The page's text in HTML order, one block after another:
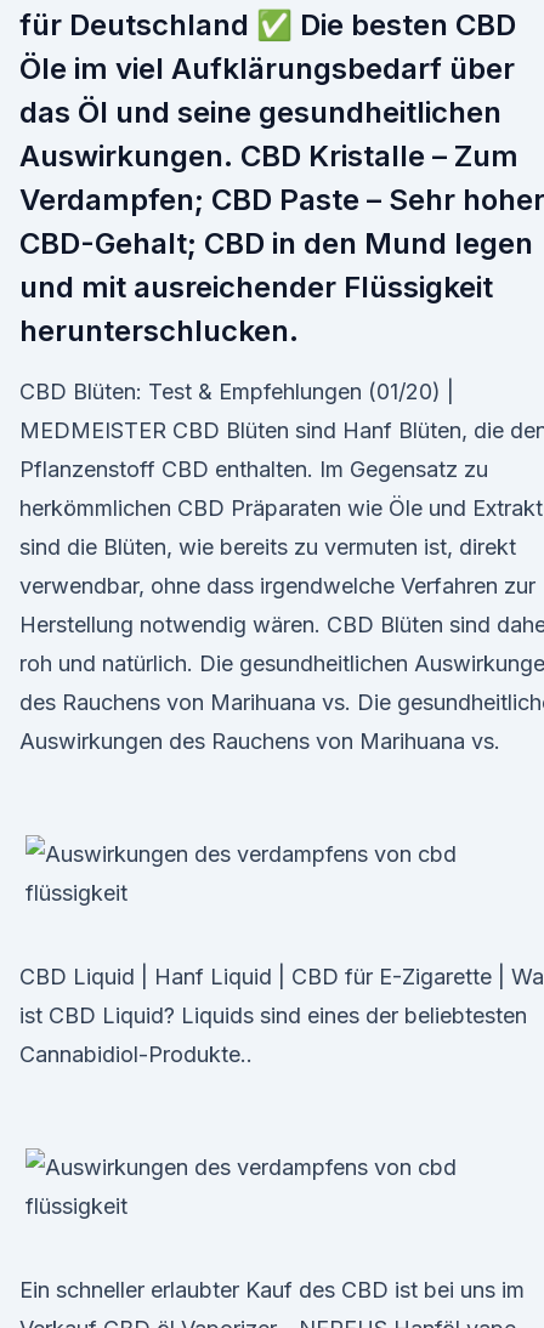
für Deutschland ✅ Die besten CBD
Öle im viel Aufklärungsbedarf über
das Öl und seine gesundheitlichen
Auswirkungen. CBD Kristalle – Zum
Verdampfen; CBD Paste – Sehr hoher
CBD-Gehalt; CBD in den Mund legen
und mit ausreichender Flüssigkeit
herunterschlucken.
CBD Blüten: Test & Empfehlungen (01/20) |
MEDMEISTER CBD Blüten sind Hanf Blüten, die
Pflanzenstoff CBD enthalten. Im Gegensatz zu
herkömmlichen CBD Präparaten wie Öle und
sind die Blüten, wie bereits zu vermuten ist, direkt
verwendbar, ohne dass irgendwelche Verfahren zur
Herstellung notwendig wären. CBD Blüten sind
roh und natürlich. Die gesundheitlichen
des Rauchens von Marihuana vs. Die
Auswirkungen des Rauchens von Marihuana vs.
CBD Liquid | Hanf Liquid | CBD für E-Zigarette |
ist CBD Liquid? Liquids sind eines der beliebtesten
Cannabidiol-Produkte..
Ein schneller erlaubter Kauf des CBD ist bei uns im